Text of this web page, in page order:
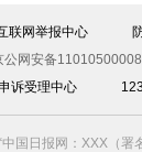
联网举报中心
公网安备
诉受理中心
国日报网：XXX（